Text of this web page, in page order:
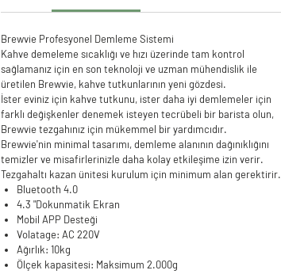
Brewvie Profesyonel Demleme Sistemi
Kahve demeleme sıcaklığı ve hızı üzerinde tam kontrol
sağlamanız için en son teknoloji ve uzman mühendislik ile
üretilen Brewvie, kahve tutkunlarının yeni gözdesi.
İster eviniz için kahve tutkunu, ister daha iyi demlemeler için
farklı değişkenler denemek isteyen tecrübeli bir barista olun,
Brewvie tezgahınız için mükemmel bir yardımcıdır.
Brewvie'nin minimal tasarımı, demleme alanının dağınıklığını
temizler ve misafirlerinizle daha kolay etkileşime izin verir.
Tezgahaltı kazan ünitesi kurulum için minimum alan gerektirir.
Bluetooth 4.0
4.3 "Dokunmatik Ekran
Mobil APP Desteği
Volatage: AC 220V
Ağırlık: 10kg
Ölçek kapasitesi: Maksimum 2.000g